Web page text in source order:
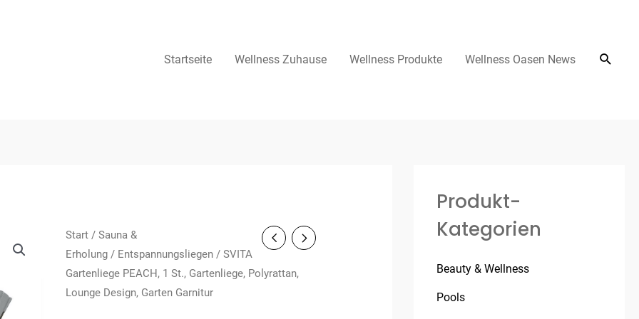
Startseite Wellness Zuhause Wellness Produkte Wellness Oasen News
Start/ Sauna &
Erholung/ Entspannungsliegen/ SVITA
Gartenliege PEACH, 1 St., Gartenliege, Polyrattan,
Lounge Design, Garten Garnitur
Produkt-
Kategorien
Beauty & Wellness
Pools